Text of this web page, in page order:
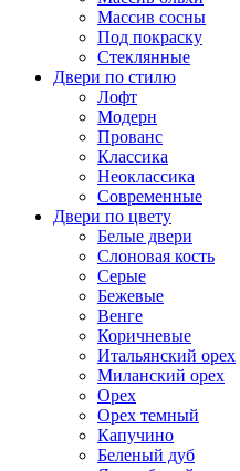
Массив сосны
Под покраску
Стеклянные
Двери по стилю
Лофт
Модерн
Прованс
Классика
Неоклассика
Современные
Двери по цвету
Белые двери
Слоновая кость
Серые
Бежевые
Венге
Коричневые
Итальянский орех
Миланский орех
Орех
Орех темный
Капучино
Беленый дуб